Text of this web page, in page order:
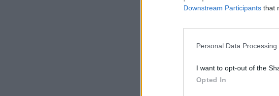
Downstream Participants that
Personal Data
I want to opt-out of the
Opted In